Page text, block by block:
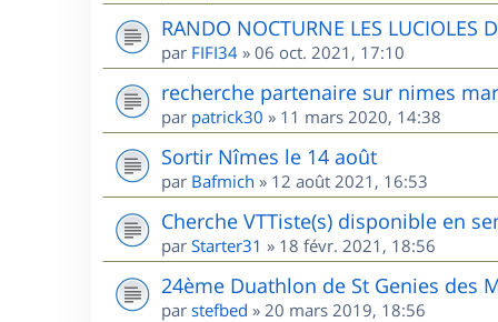
RANDO NOCTURNE LES LUCIOLES
par FIFI34 » 06 oct. 2021, 17:10
recherche partenaire sur nimes
par patrick30 » 11 mars 2020, 14:38
Sortir Nîmes le 14 août
par Bafmich » 12 août 2021, 16:53
Cherche VTTiste(s) disponible en
par Starter31 » 18 févr. 2021, 18:56
24ème Duathlon de St Genies des
par stefbed » 20 mars 2019, 18:56